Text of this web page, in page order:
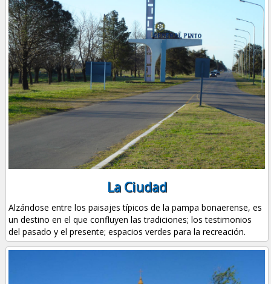
La Ciudad
Alzándose entre los paisajes típicos de la pampa bonaerense, es
un destino en el que confluyen las tradiciones; los testimonios
del pasado y el presente; espacios verdes para la recreación.